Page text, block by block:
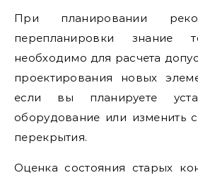
При планировании
перепланировки знание
необходимо для расчета
проектирования новых
если вы планируете
оборудование или изменить
перекрытия.
Оценка состояния старых